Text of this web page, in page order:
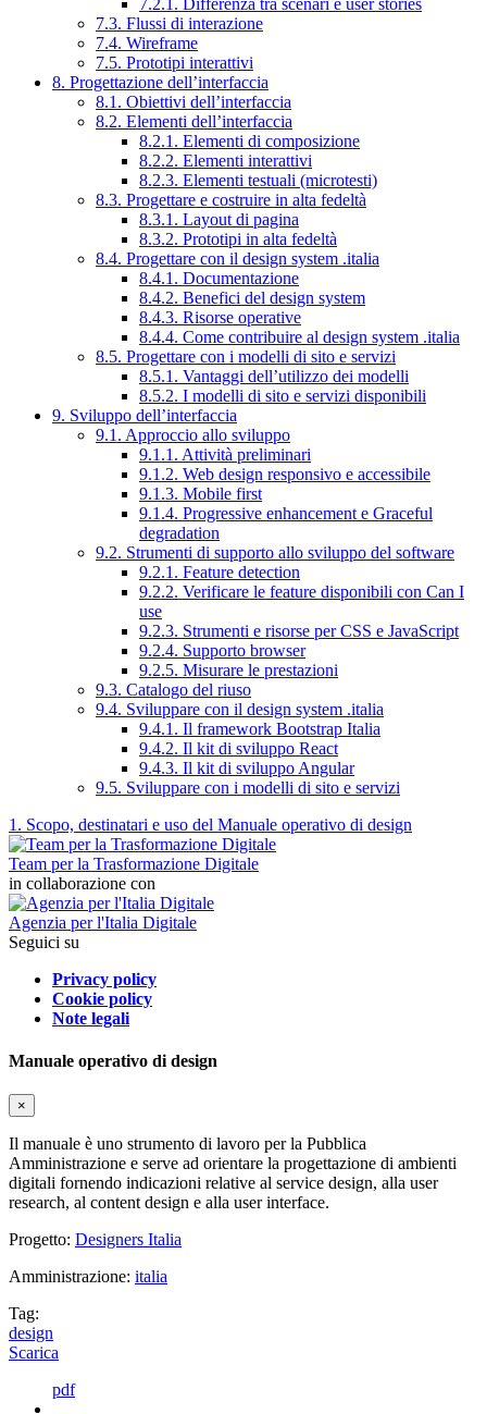
7.3. Flussi di interazione
7.4. Wireframe
7.5. Prototipi interattivi
8. Progettazione dell’interfaccia
8.1. Obiettivi dell’interfaccia
8.2. Elementi dell’interfaccia
8.2.1. Elementi di composizione
8.2.2. Elementi interattivi
8.2.3. Elementi testuali (microtesti)
8.3. Progettare e costruire in alta fedeltà
8.3.1. Layout di pagina
8.3.2. Prototipi in alta fedeltà
8.4. Progettare con il design system .italia
8.4.1. Documentazione
8.4.2. Benefici del design system
8.4.3. Risorse operative
8.4.4. Come contribuire al design system .italia
8.5. Progettare con i modelli di sito e servizi
8.5.1. Vantaggi dell’utilizzo dei modelli
8.5.2. I modelli di sito e servizi disponibili
9. Sviluppo dell’interfaccia
9.1. Approccio allo sviluppo
9.1.1. Attività preliminari
9.1.2. Web design responsivo e accessibile
9.1.3. Mobile first
9.1.4. Progressive enhancement e Graceful
degradation
9.2. Strumenti di supporto allo sviluppo del software
9.2.1. Feature detection
9.2.2. Verificare le feature disponibili con Can I
use
9.2.3. Strumenti e risorse per CSS e JavaScript
9.2.4. Supporto browser
9.2.5. Misurare le prestazioni
9.3. Catalogo del riuso
9.4. Sviluppare con il design system .italia
9.4.1. Il framework Bootstrap Italia
9.4.2. Il kit di sviluppo React
9.4.3. Il kit di sviluppo Angular
9.5. Sviluppare con i modelli di sito e servizi
1. Scopo, destinatari e uso del Manuale operativo di design
Team per la Trasformazione Digitale
in collaborazione con
Agenzia per l'Italia Digitale
Seguici su
Privacy policy
Cookie policy
Note legali
Manuale operativo di design
×
Il manuale è uno strumento di lavoro per la Pubblica
Amministrazione e serve ad orientare la progettazione di ambienti
digitali fornendo indicazioni relative al service design, alla user
research, al content design e alla user interface.
Progetto: Designers Italia
Amministrazione: italia
Tag:
design
Scarica
pdf